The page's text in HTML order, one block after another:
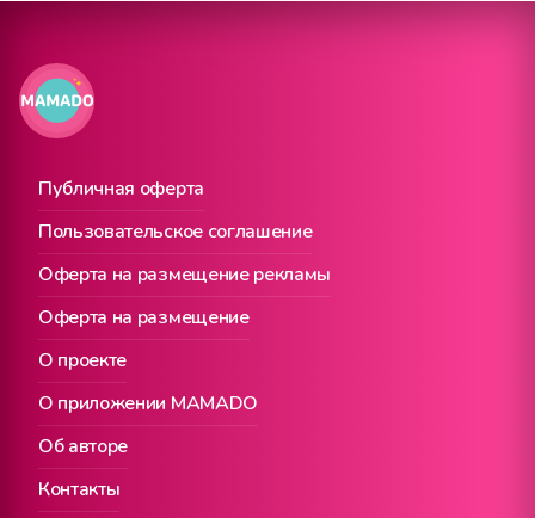
Публичная оферта
О проекте
Пользовательское соглашение
О приложении MAMADO
Оферта на размещение рекламы
Об авторе
Оферта на размещение
Контакты